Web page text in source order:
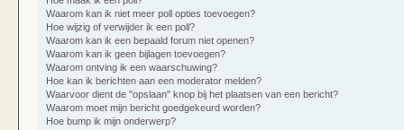
Waarom kan ik niet meer poll opties toevoegen?
Hoe wijzig of verwijder ik een poll?
Waarom kan ik een bepaald forum niet openen?
Waarom kan ik geen bijlagen toevoegen?
Waarom ontving ik een waarschuwing?
Hoe kan ik berichten aan een moderator melden?
Waarvoor dient de "opslaan" knop bij het plaatsen van een bericht?
Waarom moet mijn bericht goedgekeurd worden?
Hoe bump ik mijn onderwerp?